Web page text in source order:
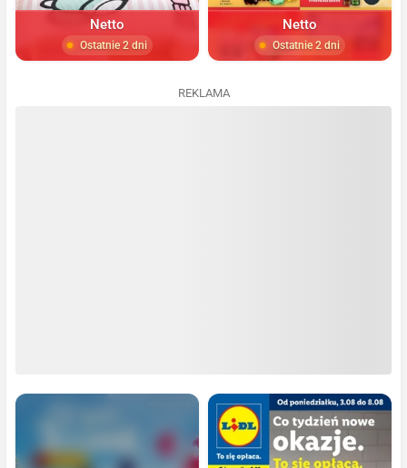
Netto
Ostatnie 2 dni
Netto
Ostatnie 2 dni
REKLAMA